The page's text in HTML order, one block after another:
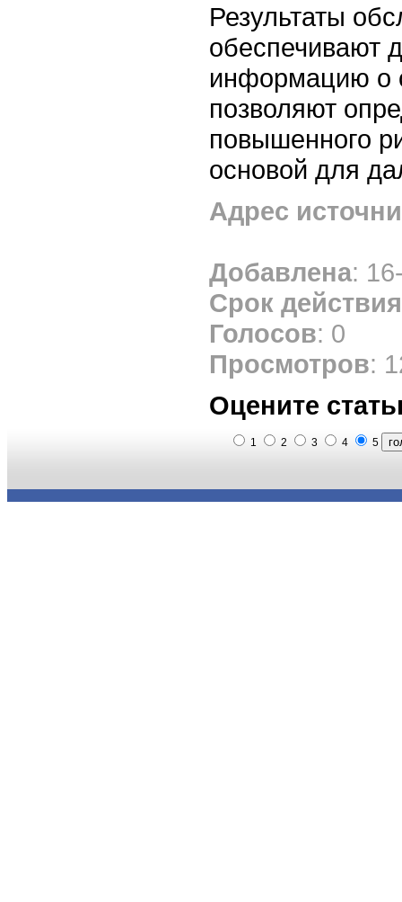
Результаты
обеспечивают
информацию о
позволяют
повышенного
основой для
Адрес
Добавлена:
Срок действия
Голосов: 0
Просмотров:
Оцените
1 2 3 4 5